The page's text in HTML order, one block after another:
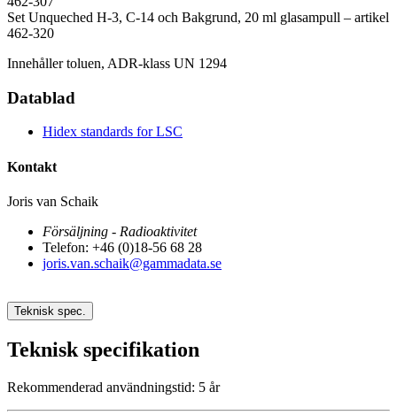
Set Unqueched H-3, C-14 och Bakgrund, 20 ml glasampull – artikel
462-320
Innehåller toluen, ADR-klass UN 1294
Datablad
Hidex standards for LSC
Kontakt
Joris van Schaik
Försäljning - Radioaktivitet
Telefon: +46 (0)18-56 68 28
joris.van.schaik@gammadata.se
Teknisk spec.
Teknisk specifikation
Rekommenderad användningstid: 5 år